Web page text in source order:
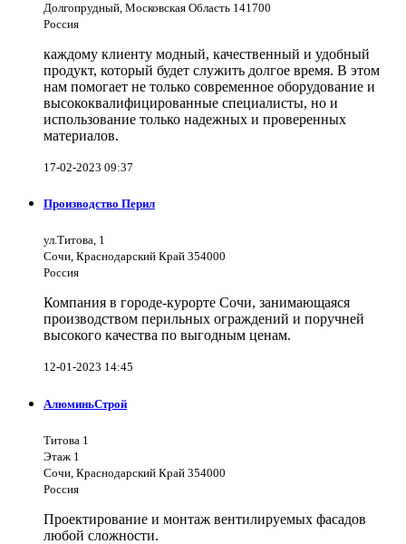
Долгопрудный, Московская Область 141700
Россия
каждому клиенту модный, качественный и удобный
продукт, который будет служить долгое время. В этом
нам помогает не только современное оборудование и
высококвалифицированные специалисты, но и
использование только надежных и проверенных
материалов.
17-02-2023 09:37
Производство Перил
ул.Титова, 1
Сочи, Краснодарский Край 354000
Россия
Компания в городе-курорте Сочи, занимающаяся
производством перильных ограждений и поручней
высокого качества по выгодным ценам.
12-01-2023 14:45
АлюминьСтрой
Титова 1
Этаж 1
Сочи, Краснодарский Край 354000
Россия
Проектирование и монтаж вентилируемых фасадов
любой сложности.